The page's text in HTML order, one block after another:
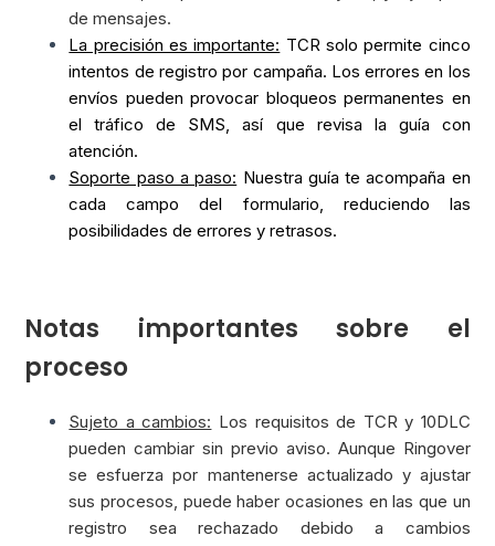
de mensajes.
La precisión es importante: TCR solo permite cinco
intentos de registro por campaña. Los errores en los
envíos pueden provocar bloqueos permanentes en
el tráfico de SMS, así que revisa la guía con
atención.
Soporte paso a paso: Nuestra guía te acompaña en
cada campo del formulario, reduciendo las
posibilidades de errores y retrasos.
Notas importantes sobre el
proceso
Sujeto a cambios: Los requisitos de TCR y 10DLC
pueden cambiar sin previo aviso. Aunque Ringover
se esfuerza por mantenerse actualizado y ajustar
sus procesos, puede haber ocasiones en las que un
registro sea rechazado debido a cambios